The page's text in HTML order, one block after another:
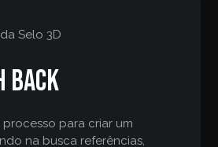
Selo 3D
Back
para criar um
na busca referências,